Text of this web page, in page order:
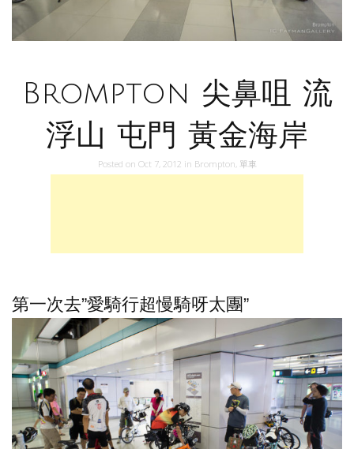
Brompton 尖鼻咀 流
浮山 屯門 黃金海岸
Posted on Oct 7, 2012 in Brompton 單車
第一次去”愛騎行超慢騎呀太團”